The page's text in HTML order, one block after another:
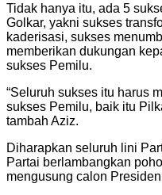
Tidak hanya itu, ada 5
Golkar, yakni sukses
kaderisasi, sukses
memberikan dukungan
sukses Pemilu.
“Seluruh sukses itu harus
sukses Pemilu, baik itu
tambah Aziz.
Diharapkan seluruh lini
Partai berlambangkan
mengusung calon